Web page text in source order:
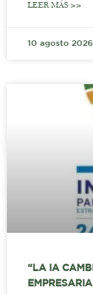
LEER MÁS >>
10 agosto 2026
“LA IA